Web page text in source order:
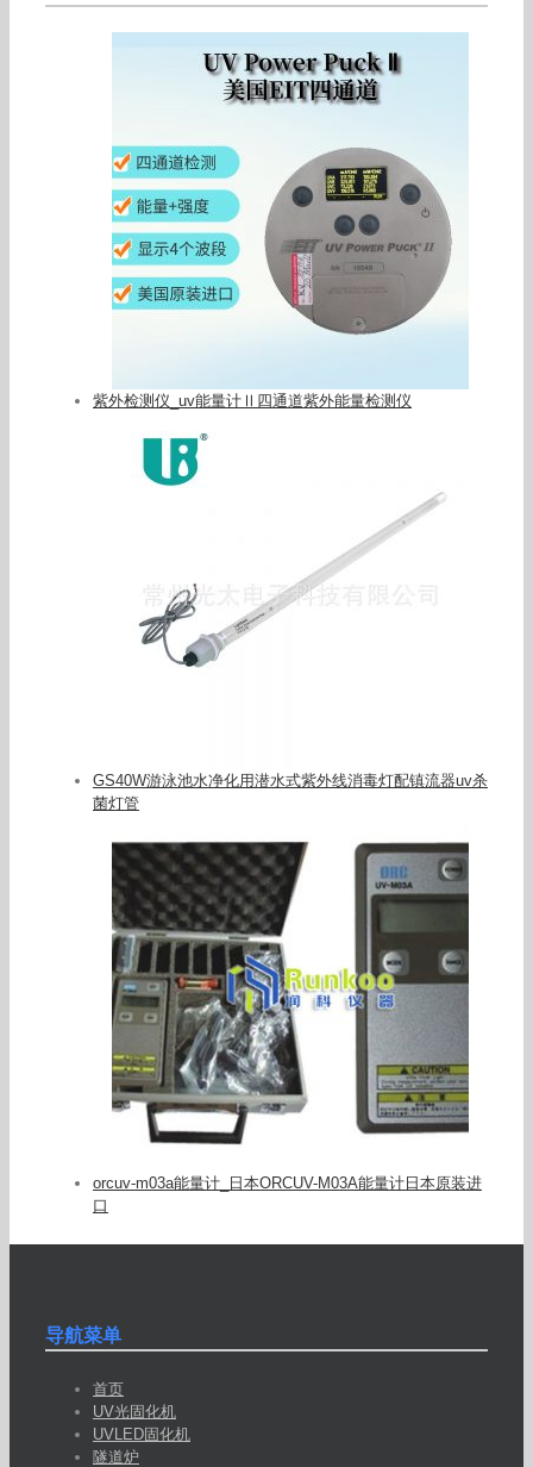
紫外检测仪_uv能量计Ⅱ四通道紫外能量检测仪
GS40W游泳池水净化用潜水式紫外线消毒灯配镇流器uv杀
菌灯管
orcuv-m03a能量计_日本ORCUV-M03A能量计日本原装进
口
导航菜单
首页
UV光固化机
UVLED固化机
隧道炉